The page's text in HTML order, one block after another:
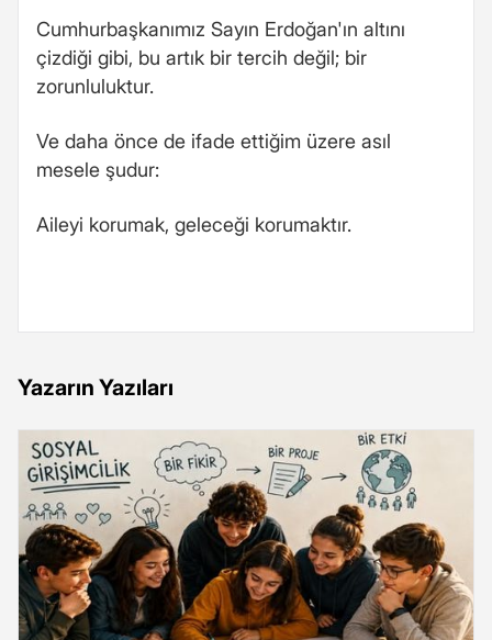
Cumhurbaşkanımız Sayın Erdoğan'ın altını
çizdiği gibi, bu artık bir tercih değil; bir
zorunluluktur.
Ve daha önce de ifade ettiğim üzere asıl
mesele şudur:
Aileyi korumak, geleceği korumaktır.
Yazarın Yazıları